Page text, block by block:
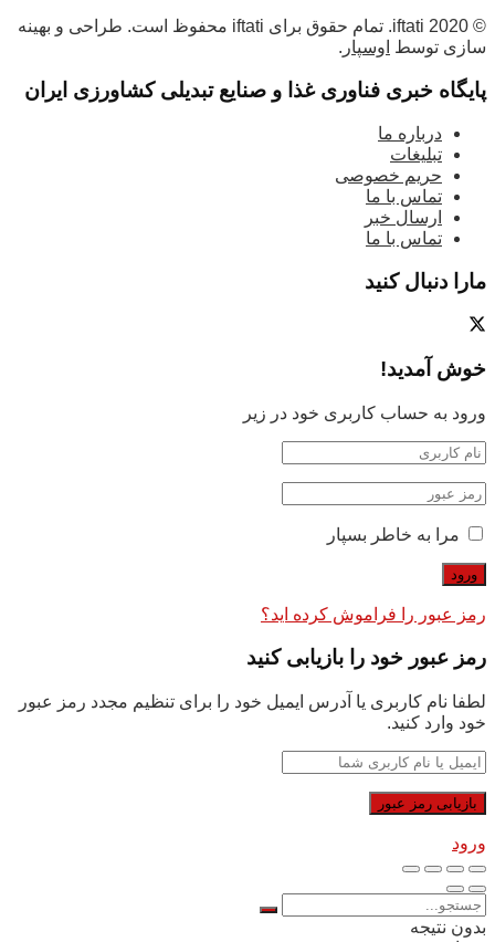
© 2020 iftati. تمام حقوق برای iftati محفوظ است. طراحی و بهینه
سازی توسط اوسپار .
پایگاه خبری فناوری غذا و صنایع تبدیلی کشاورزی ایران
درباره ما
تبلیغات
حریم خصوصی
تماس با ما
ارسال خبر
تماس با ما
مارا دنبال کنید
خوش آمدید!
ورود به حساب کاربری خود در زیر
مرا به خاطر بسپار
رمز عبور را فراموش کرده اید؟
رمز عبور خود را بازیابی کنید
لطفا نام کاربری یا آدرس ایمیل خود را برای تنظیم مجدد رمز عبور
خود وارد کنید.
ورود
بدون نتیجه